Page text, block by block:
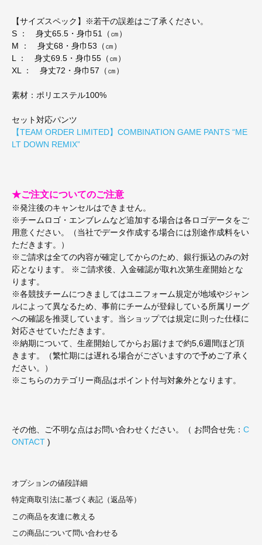
【サイズスペック】※若干の誤差はご了承ください。
S ： 身丈65.5・身巾51（㎝）
M ： 身丈68・身巾53（㎝）
L ： 身丈69.5・身巾55（㎝）
XL ： 身丈72・身巾57（㎝）
素材：ポリエステル100%
セット対応パンツ
【TEAM ORDER LIMITED】COMBINATION GAME PANTS “ME
LT DOWN REMIX”
★ご注文についてのご注意
※発注後のキャンセルはできません。
※チームロゴ・エンブレムなど追加する場合は各ロゴデータをご
用意ください。（当社でデータ作成する場合には別途作成料をい
ただきます。）
※ご請求は全ての内容が確定してからのため、銀行振込のみの対
応となります。 ※ご請求後、入金確認が取れ次第生産開始とな
ります。
※各競技チームにつきましてはユニフォーム規定が地域やジャン
ルによって異なるため、事前にチームが登録している所属リーグ
への確認を推奨しています。当ショップでは規定に則った仕様に
対応させていただきます。
※納期について、生産開始してからお届けまで約5,6週間ほど頂
きます。（繁忙期には遅れる場合がございますので予めご了承く
ださい。）
※こちらのカテゴリー商品はポイント付与対象外となります。
その他、ご不明な点はお問い合わせください。（ お問合せ先： C
ONTACT )
オプションの値段詳細
特定商取引法に基づく表記（返品等）
この商品を友達に教える
この商品について問い合わせる